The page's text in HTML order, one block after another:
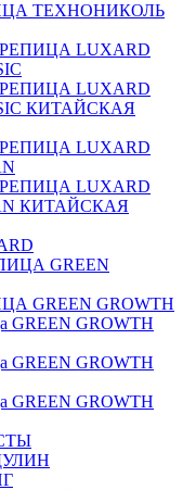
ТЕХНОНИКОЛЬ
LUXARD
LUXARD
КИТАЙСКАЯ
LUXARD
LUXARD
КИТАЙСКАЯ
GREEN GROWTH
GREEN GROWTH
GREEN GROWTH
GREEN GROWTH